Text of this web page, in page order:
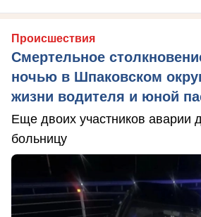
Происшествия
Смертельное
ночью в Шпаковском
жизни водителя и юной
Еще двоих участников аварии
больницу